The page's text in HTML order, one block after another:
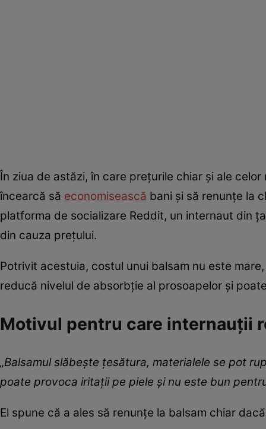
În ziua de astăzi, în care prețurile chiar și ale
încearcă să economisească bani și să renunțe la
platforma de socializare Reddit, un internaut din
din cauza prețului.
Potrivit acestuia, costul unui balsam nu este
reducă nivelul de absorbție al prosoapelor și
Motivul pentru care internauții
„Balsamul slăbește țesătura, materialele se pot
poate provoca iritații pe piele și nu este bun
El spune că a ales să renunțe la balsam chiar